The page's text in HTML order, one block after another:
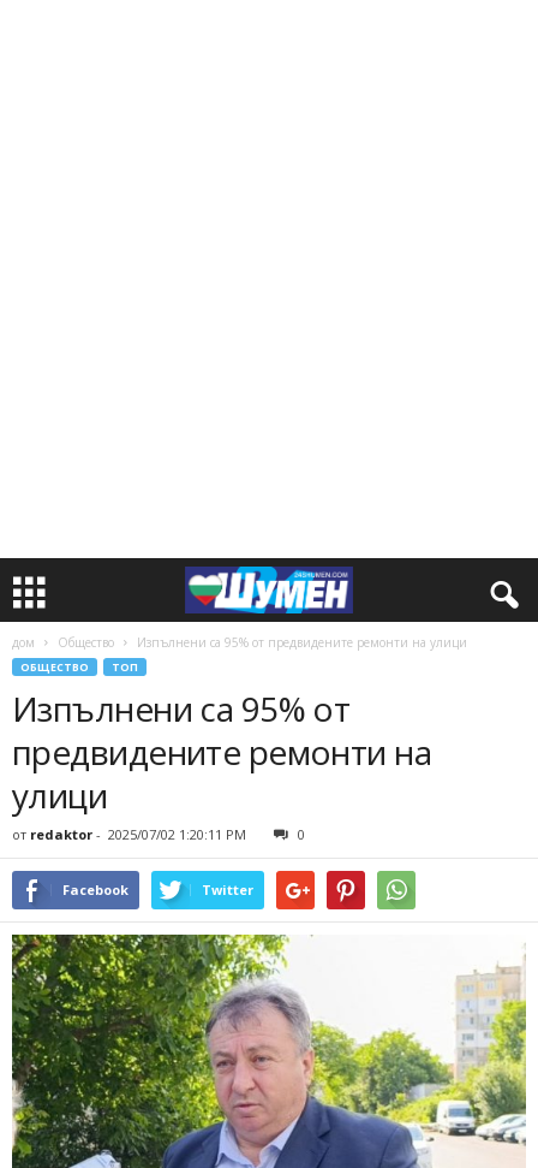
дом Общество Изпълнени са 95% от предвидените ремонти на улици
ОБЩЕСТВО ТОП
Изпълнени са 95% от
предвидените ремонти на
улици
от redaktor - 2025/07/02 1:20:11 PM 0
Facebook Twitter